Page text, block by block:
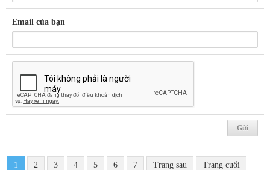
Email của bạn
1 2 3 4 5 6 7 Trang sau Trang cuối